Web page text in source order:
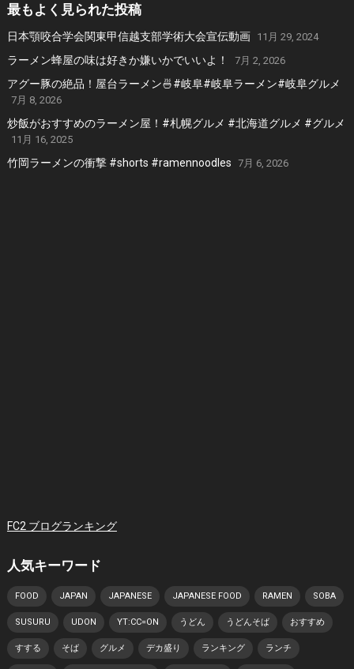
最もよく見られた投稿
日本顎咬合学会関東甲信越支部学術大会宣伝動画 11月 29, 2024
ラーメン蜂屋の味は好きか嫌いかでいいよ！ 7月 2, 2026
アグー豚の絶品！屋台ラーメン🍜#岐阜#岐阜ラーメン#岐阜グルメ
7月 8, 2026
炒飯がおすすめのラーメン屋！#札幌グルメ #北海道グルメ #グルメ
11月 16, 2025
竹岡ラーメンの衝撃 #shorts #ramennoodles 7月 6, 2026
FC2 ブログランキング
人気キーワード
FOOD JAPAN JAPANESE JAPANESE FOOD RAMEN SOBA
SUSURU UDON YT:CC=ON うどん うどんそば おすすめ
すする そば グルメ デカ盛り ランキング ランチ